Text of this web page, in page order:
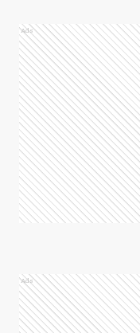
Ads
Ads